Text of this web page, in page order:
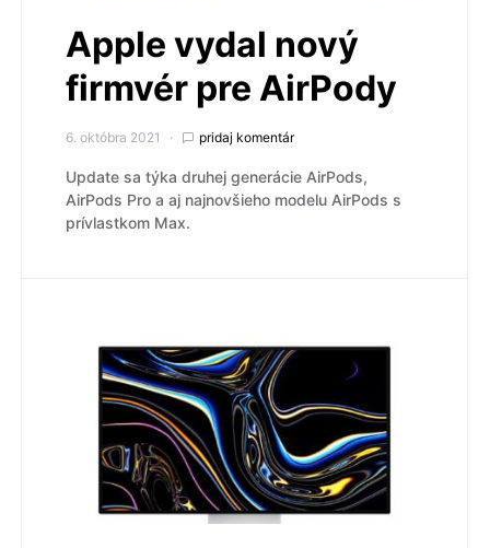
Apple vydal nový
firmvér pre AirPody
6. októbra 2021 pridaj komentár
Update sa týka druhej generácie AirPods,
AirPods Pro a aj najnovšieho modelu AirPods s
prívlastkom Max.